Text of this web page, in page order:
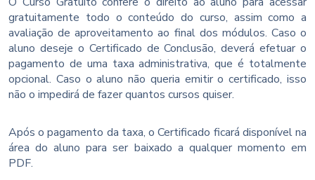
gratuitamente todo o conteúdo do curso, assim como a
avaliação de aproveitamento ao final dos módulos. Caso o
aluno deseje o Certificado de Conclusão, deverá efetuar o
pagamento de uma taxa administrativa, que é totalmente
opcional. Caso o aluno não queria emitir o certificado, isso
não o impedirá de fazer quantos cursos quiser.
Após o pagamento da taxa, o Certificado ficará disponível na
área do aluno para ser baixado a qualquer momento em
PDF.